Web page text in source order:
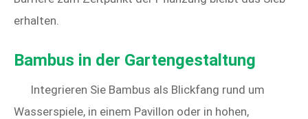
erhalten.
Bambus in der Gartengestaltung
Integrieren Sie Bambus als Blickfang rund um
Wasserspiele, in einem Pavillon oder in hohen,